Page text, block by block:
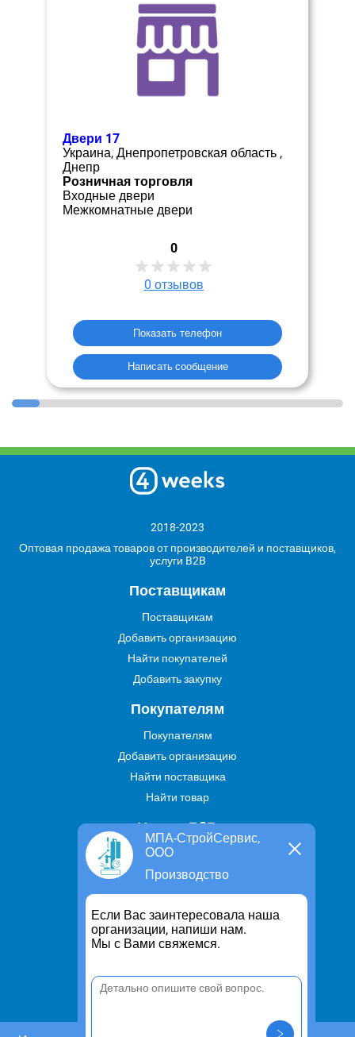
Двери 17
Украина, Днепропетровская область ,
Днепр
Розничная торговля
Входные двери
Межкомнатные двери
0
0 отзывов
Показать телефон
Написать сообщение
МПА-СтройСервис,
ООО
Производство
Если Вас заинтересовала наша
организации, напиши нам.
Мы с Вами свяжемся.
2018-2023
Оптовая продажа товаров от производителей и поставщиков,
услуги B2B
Поставщикам
Поставщикам
Добавить организацию
Найти покупателей
Добавить закупку
Покупателям
Покупателям
Добавить организацию
Найти поставщика
Найти товар
Услуги В2В
Найти услугу
Предложить свою услугу
Дропшиппинг
Транспортные услуги
Информация
Политика конфиденциальности